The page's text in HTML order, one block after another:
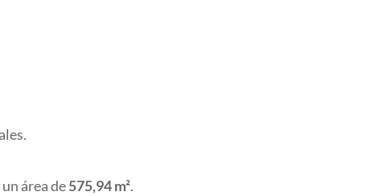
área de575,94 m².